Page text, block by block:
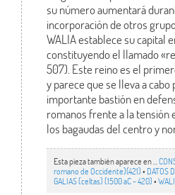
su número aumentará
incorporación de otros
WALIA establece su capital
constituyendo el llamado
507). Este reino es el
y parece que se lleva a cabo
importante bastión en
romanos frente a la tensión
los bagaudas del centro y
Esta pieza también aparece en ...
romano de Occidente)(421)• DATOS
GALIAS (celtas) (1500 aC - 420)•